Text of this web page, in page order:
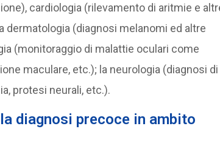
cardiologia (rilevamento di aritmie e
dermatologia (diagnosi melanomi ed altre
(monitoraggio di malattie oculari come
maculare, etc.); la neurologia (diagnosi di
protesi neurali, etc.).
diagnosi precoce in ambito